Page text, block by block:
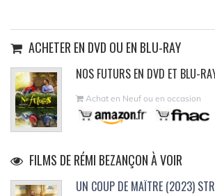
ACHETER EN DVD OU EN BLU-RAY
NOS FUTURS EN DVD ET BLU-
Achat en Neuf ou en occasion
FILMS DE RÉMI BEZANÇON À VOIR
UN COUP DE MAÎTRE (2023)